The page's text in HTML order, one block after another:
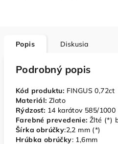
Popis Diskusia
Podrobný popis
Kód produktu: FINGUS 0,72ct
Materiál: Zlato
Rýdzosť: 14 karátov 585/1000
Farebné prevedenie: Žlté (*)
Šírka obrúčky:2,2 mm (*)
Hrúbka obrúčky: 1,6mm